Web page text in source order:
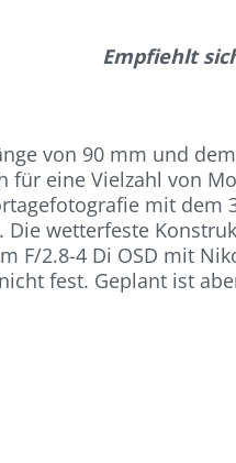
Empfiehlt
von 90 mm und
für eine Vielzahl von
mit dem
Die wetterfeste
F/2.8-4 Di OSD mit
fest. Geplant ist